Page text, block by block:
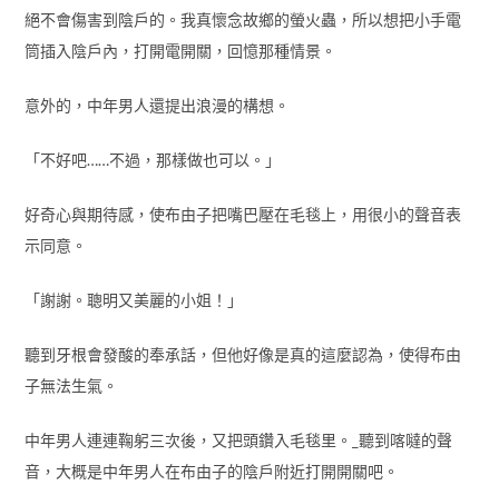
絕不會傷害到陰戶的。我真懷念故鄉的螢火蟲，所以想把小手電
筒插入陰戶內，打開電開關，回憶那種情景。
意外的，中年男人還提出浪漫的構想。
「不好吧……不過，那樣做也可以。」
好奇心與期待感，使布由子把嘴巴壓在毛毯上，用很小的聲音表
示同意。
「謝謝。聰明又美麗的小姐！」
聽到牙根會發酸的奉承話，但他好像是真的這麼認為，使得布由
子無法生氣。
中年男人連連鞠躬三次後，又把頭鑽入毛毯里。_聽到喀噠的聲
音，大概是中年男人在布由子的陰戶附近打開開關吧。